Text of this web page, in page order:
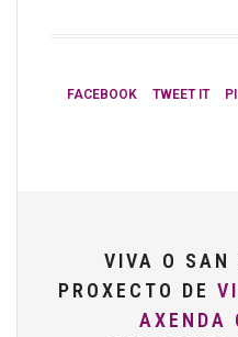
FACEBOOK TWEET IT
VIVA O SAN
PROXECTO DE
AXENDA